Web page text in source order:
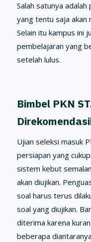
Salah satunya
yang tentu saja akan
Selain itu kampus ini
pembelajaran yang
setelah lulus.
Bimbel PKN
Ujian seleksi masuk
persiapan yang
sistem kebut
akan diujikan.
soal harus terus
soal yang diujikan.
diterima karena
beberapa